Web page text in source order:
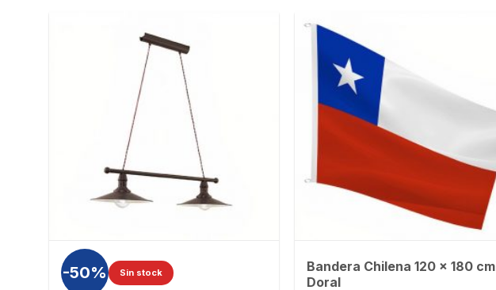
-50% Sin stock
Bandera Chilena 120 x 180 cm
Doral